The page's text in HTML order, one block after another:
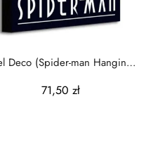
Deco (Spider-man Hanging) -
71,50 zł